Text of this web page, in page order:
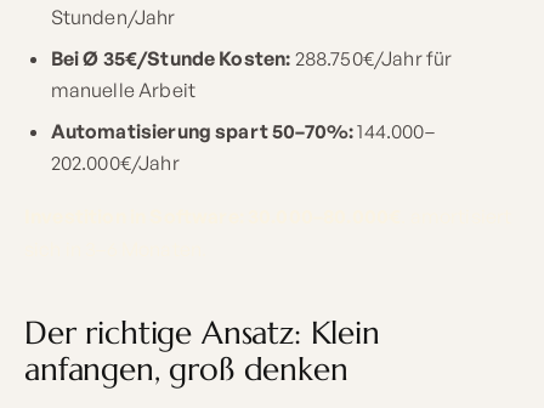
Stunden/Jahr
Bei Ø 35€/Stunde Kosten: 288.750€/Jahr für
manuelle Arbeit
Automatisierung spart 50–70%:144.000–
202.000€/Jahr
Der richtige Ansatz: Klein
anfangen, groß denken